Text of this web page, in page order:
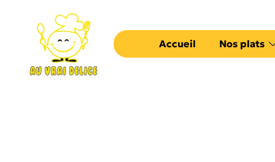
Accueil Nos plats